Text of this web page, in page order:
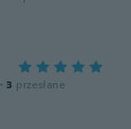
· 3 przesłane